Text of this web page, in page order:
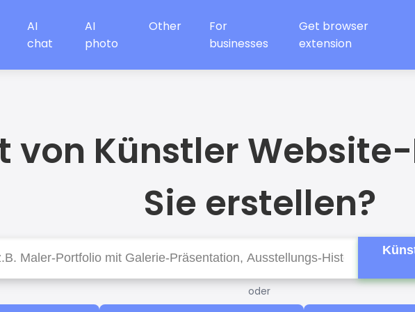
AI
chat
AI
photo
Other
For
businesses
Get browser
extension
von Künstler
Sie erstellen?
oder